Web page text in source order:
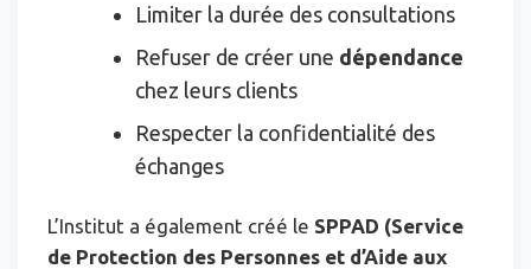
Limiter la durée des consultations
Refuser de créer une dépendance
chez leurs clients
Respecter la confidentialité des
échanges
L’Institut a également créé le SPPAD (Service
de Protection des Personnes et d’Aide aux